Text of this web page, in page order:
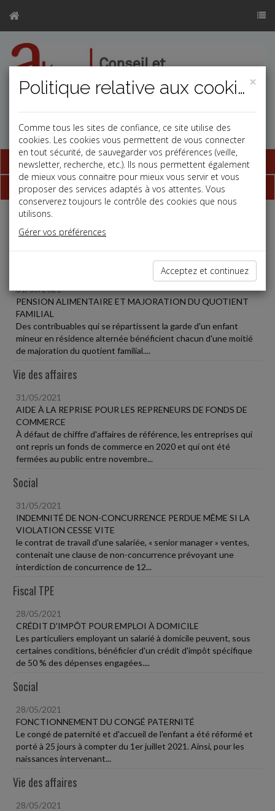
Base documentaire
Dépêches
Liste des dernières dépêches
31/05/2021
PENSION ALIMENTAIRE ET MAJORATION DU QUOTIENT
FAMILIAL
Des contribuables qui se répartissent la garde d'un enfant
mineur en résidence alternée bénéficient chacun d'une moitié
de majoration du quotient familial....
Vie des affaires
31/05/2021
AIDE À LA REPRISE POUR LES REPRENEURS DE FONDS DE
COMMERCE
À défaut de chiffre d'affaires de référence, les entreprises qui
ont repris un fonds de commerce en 2020 et qui ont été
fermées au public entre novembre...
Social
31/05/2021
INDEMNITÉ DE NON-CONCURRENCE PERDUE MÊME SI LA
VIOLATION CESSE VITE
le contrat de travail d'une salariée, « senior manager » ventes,
contenait une clause de non-concurrence prévoyant une
interdiction de concurrence de 12...
Fiscal TPE
28/05/2021
CRÉDIT D'IMPÔT POUR EMPLOI À DOMICILE
Les particuliers employant un salarié à domicile peuvent, sous
certaines conditions, bénéficier d'un crédit d'impôt spécifique
de 50 % des dépenses engagées....
Social
28/05/2021
FONCTIONNEMENT DU CONGÉ PATERNITÉ
Le congé de paternité et d'accueil de l'enfant a été réformé et
porté à 25 jours à compter du 1er juillet 2021. Ainsi, pour les
naissances intervenant...
Vie des affaires
28/05/2021
×
Politique relative aux cookies
Comme tous les sites de confiance, ce site utilise des
cookies. Les cookies vous permettent de vous connecter
en tout sécurité, de sauvegarder vos préférences (veille,
newsletter, recherche, etc.). Ils nous permettent également
de mieux vous connaitre pour mieux vous servir et vous
proposer des services adaptés à vos attentes. Vous
conserverez toujours le contrôle des cookies que nous
utilisons.
Gérer vos préférences
Acceptez et continuez